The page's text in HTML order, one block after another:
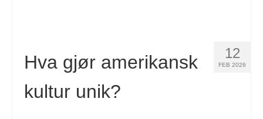
12
FEB 2026
Hva gjør amerikansk
kultur unik?